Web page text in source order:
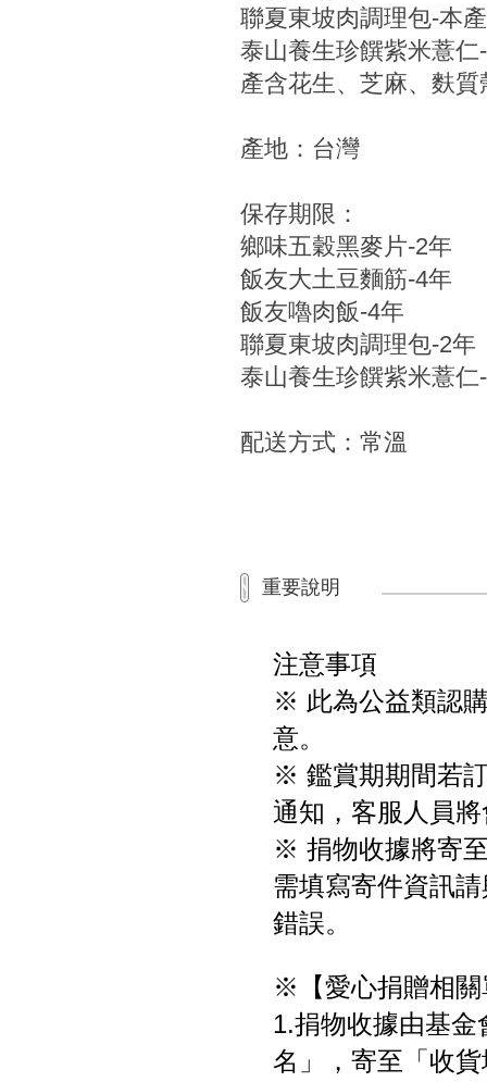
聯夏東坡肉調理包-本
泰山養生珍饌紫米薏
產含花生、芝麻、麩
產地：台灣
保存期限：
鄉味五穀黑麥片-2年
飯友大土豆麵筋-4年
飯友嚕肉飯-4年
聯夏東坡肉調理包-2年
泰山養生珍饌紫米薏仁
配送方式：常溫
重要說明
注意事項
※ 此為公益類認
意。
※ 鑑賞期期間若
通知，客服人員
※ 捐物收據將寄
需填寫寄件資訊
錯誤。
※【愛心捐贈相關
1.捐物收據由基
名」，寄至「收